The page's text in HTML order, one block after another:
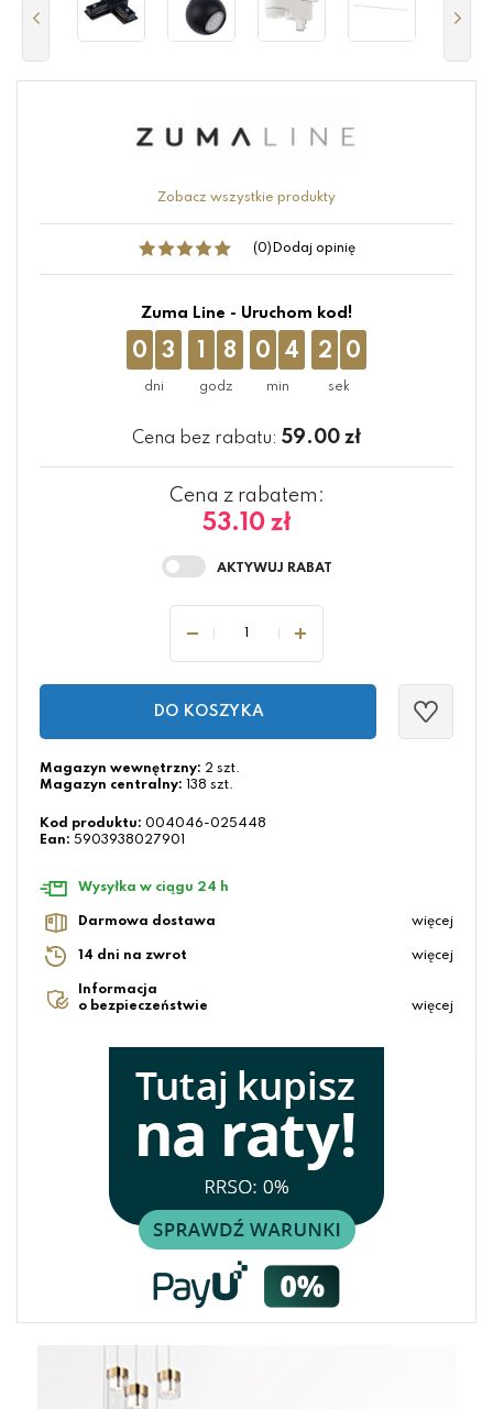
Zobacz wszystkie produkty
(0) Dodaj opinię
Zuma Line - Uruchom kod!
0 3 1 8 0 4 2 0
Cena bez rabatu: 59.00 zł
Cena z rabatem:
53.10 zł
DO KOSZYKA
Magazyn wewnętrzny: 2 szt.
Magazyn centralny: 138 szt.
Kod produktu: 004046-025448
Ean: 5903938027901
Wysyłka w ciągu 24 h
Darmowa dostawa więcej
14 dni na zwrot więcej
Informacja
o bezpieczeństwie
więcej